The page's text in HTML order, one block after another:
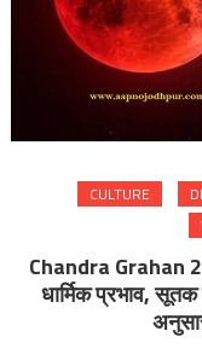
CULTURE
Chandra Grahan
धार्मिक प्रभाव,